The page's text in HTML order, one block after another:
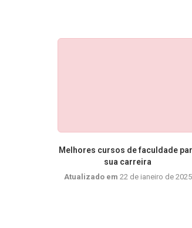
Melhores cursos de faculdade
sua carreira
Atualizado em 22 de janeiro de 2025